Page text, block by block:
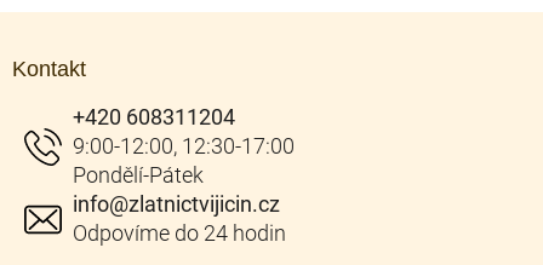
Kontakt
info@zlatnictvijicin.cz
+420 608311204